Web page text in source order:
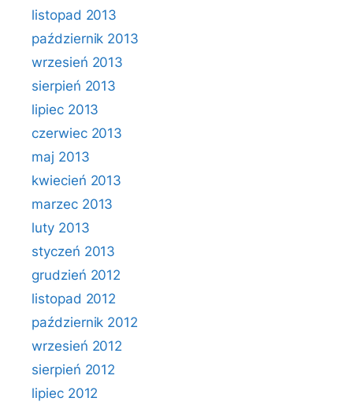
listopad 2013
październik 2013
wrzesień 2013
sierpień 2013
lipiec 2013
czerwiec 2013
maj 2013
kwiecień 2013
marzec 2013
luty 2013
styczeń 2013
grudzień 2012
listopad 2012
październik 2012
wrzesień 2012
sierpień 2012
lipiec 2012